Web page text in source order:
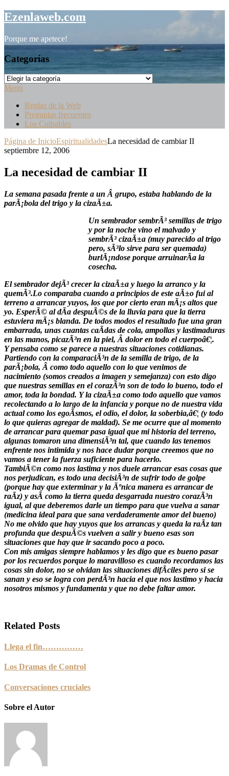
Saltar
al
Ezenlaweb.com
Porque me apetece!
Categorías
Categorías
Menú
Reglas de la Web
Preguntas frecuentes
Los Culpables
Página de InicioEspiritualidadesLa necesidad de cambiar II
septiembre 12, 2006
La necesidad de cambiar II
La semana pasada frente a un Â grupo, estaba hablando de la
parÃ¡bola del trigo y la cizaÃ±a.
Un sembrador sembrÃ³ semillas de trigo
y por la noche vino el malvado y
sembrÃ³ cizaÃ±a (muy parecido al trigo
pero, sÃ³lo sirve para ser quemada)
burlÃ¡ndose porque arruinarÃ­a la
cosecha.
El sembrador dejÃ³ crecer la cizaÃ±a y luego la arranco y la
quemÃ³.Lo comparaba cuando a principios de este aÃ±o fui al
terreno a arrancar yuyos, los que por cierto eran mÃ¡s altos que
yo. EsperÃ© al dÃ­a despuÃ©s de la lluvia para que la tierra
estuviera mÃ¡s blanda. De todos modos el resultado fue una gran
embarrada, unas cuantas caÃ­das de cola, ampollas y lastimaduras
en las manos, picazÃ³n en la piel, Â dolor en todo el cuerpoâ€¦.
Y pensaba como se parece a nuestras situaciones cotidianas.
Partiendo con la comparaciÃ³n de la semilla de trigo, de la
parÃ¡bola, Â como todo aquello con lo que venimos de
nacimiento (somos creados a imagen y semejanza) con esto digo
que nuestras semillas en el corazÃ³n son de todo lo bueno, todo el
amor, toda la bondad. Y la cizaÃ±a como todo aquello que vamos
recolectando a lo largo de la infancia y porque no de nuestra vida
actual como los egoÃ­smos, el odio, el dolor, la soberbia,â€¦ (y todo
lo que quieras agregar de maldad). Se me ocurre que al momento
de arrancar para quemar pasa igual que mi historia del terreno,
algunas tomaron una dimensiÃ³n tal, que cuando las tenemos
enfrente nos intimida y nos hace dudar porque creemos que no
vamos a tener la fuerza suficiente para hacerlo.
TambiÃ©n como nos lastima y nos duele arrancar esas cosas que
nos perjudican, es todo una decisiÃ³n de sufrir todo de golpe
(porque hay que exterminar y la Ãºnica manera es arrancar de
raÃ­z) y asÃ­ como la tierra queda desgarrada nuestro corazÃ³n
igual, al que deberemos darle un tiempo para que vuelva a sanar
(medicina ideal para que sana verdaderamente amor del bueno)
No me olvido que hay yuyos que los arrancas y queda la raÃ­z tan
profunda que despuÃ©s vuelven a salir y bueno esas son
situaciones que hay que ir sacando poco a poco.
Con mis amigas siempre hablamos y les digo que es bueno pasar
por los recuerdos porque lo maravilloso es cuando recordamos las
cosas sin dolor, no se olvidan las situaciones difÃ­ciles pero si se
sanan y eso se logra con perdÃ³n hacia el que nos lastimo y hacia
nosotros mismos y fundamenta y que no debe faltar amor.
Related Posts
Llega el fin……………
Los Dramas de Control
Conversaciones cruciales
Sobre el Autor